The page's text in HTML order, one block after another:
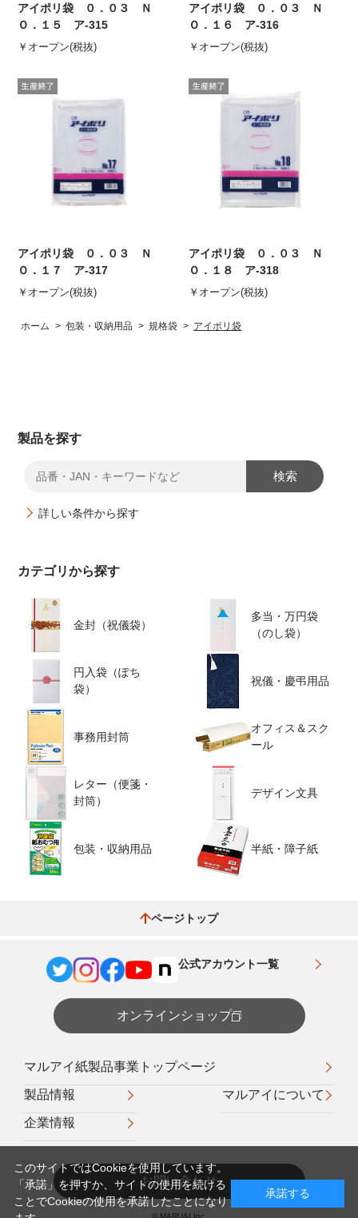
アイポリ袋 ０．０３ Ｎ
Ｏ．１５ ア-315
￥オープン(税抜)
アイポリ袋 ０．０３ Ｎ
Ｏ．１６ ア-316
￥オープン(税抜)
アイポリ袋 ０．０３ Ｎ
Ｏ．１７ ア-317
￥オープン(税抜)
アイポリ袋 ０．０３ Ｎ
Ｏ．１８ ア-318
￥オープン(税抜)
ホーム > 包装・収納用品 > 規格袋 > アイポリ袋
製品を探す
検索
詳しい条件から探す
カテゴリから探す
金封（祝儀袋）
多当・万円袋
（のし袋）
円入袋（ぽち
袋）
祝儀・慶弔用品
事務用封筒
オフィス＆スク
ール
レター（便箋・
封筒）
デザイン文具
包装・収納用品 半紙・障子紙
ページトップ
公式アカウント一覧
オンラインショップ
マルアイ紙製品事業トップページ
製品情報 マルアイについて
企業情報
お問い合わせ
このサイトではCookieを使用しています。
「承諾」を押すか、サイトの使用を続ける
ことでCookieの使用を承諾したことになり
承諾する